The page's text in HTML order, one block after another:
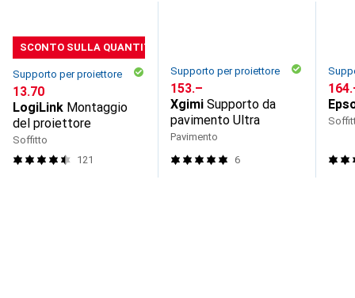
SCONTO SULLA QUANTITÀ
Supporto per proiettore
CHF
13.70
LogiLink Montaggio
del proiettore
Soffitto
121
Supporto per proiettore
CHF
153.–
Xgimi Supporto da
pavimento Ultra
Pavimento
6
CHF